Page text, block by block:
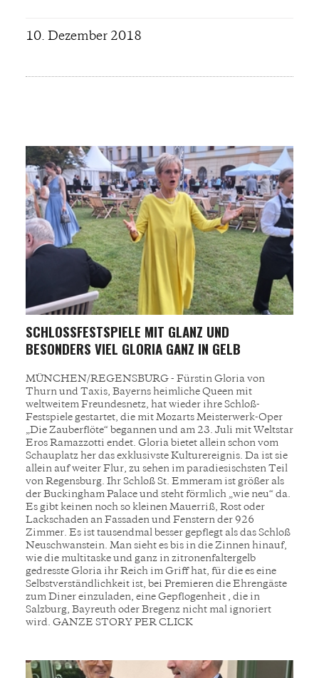
10. Dezember 2018
SCHLOSSFESTSPIELE MIT GLANZ UND B
ESONDERS VIEL GLORIA GANZ IN GELB
MÜNCHEN/REGENSBURG - Fürstin Gloria von
Thurn und Taxis, Bayerns heimliche Queen mit
weltweitem Freundesnetz, hat wieder ihre Schloß-
Festspiele gestartet, die mit Mozarts Meisterwerk-Oper
„Die Zauberflöte“ begannen und am 23. Juli mit Weltstar
Eros Ramazzotti endet. Gloria bietet allein schon vom
Schauplatz her das exklusivste Kulturereignis. Da ist sie
allein auf weiter Flur, zu sehen im paradiesischsten Teil
von Regensburg. Ihr Schloß St. Emmeram ist größer als
der Buckingham Palace und steht förmlich „wie neu“ da.
Es gibt keinen noch so kleinen Mauerriß, Rost oder
Lackschaden an Fassaden und Fenstern der 926
Zimmer. Es ist tausendmal besser gepflegt als das Schloß
Neuschwanstein. Man sieht es bis in die Zinnen hinauf,
wie die multitaske und ganz in zitronenfaltergelb
gedresste Gloria ihr Reich im Griff hat, für die es eine
Selbstverständlichkeit ist, bei Premieren die Ehrengäste
zum Diner einzuladen, eine Gepflogenheit , die in
Salzburg, Bayreuth oder Bregenz nicht mal ignoriert
wird. GANZE STORY PER CLICK